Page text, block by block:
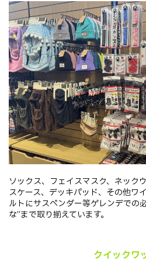
ソックス、フェイスマスク、ネック
スケース、デッキパッド、その他ワ
ルトにサスペンダー等ゲレンデでの
な”まで取り揃えています。
クイックワ